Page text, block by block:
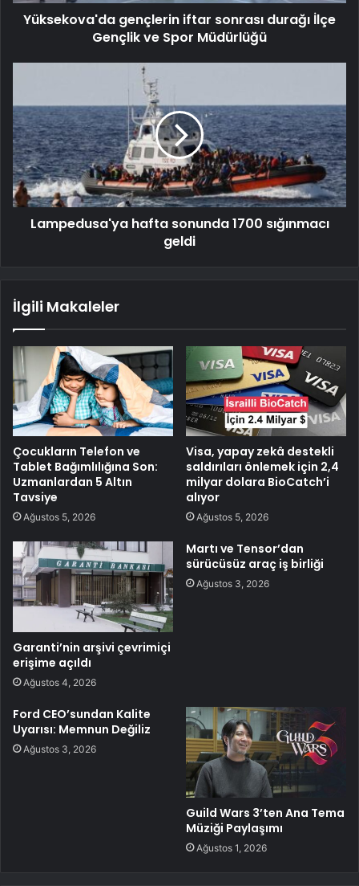
Yüksekova'da gençlerin iftar sonrası durağı İlçe
Gençlik ve Spor Müdürlüğü
Lampedusa'ya hafta sonunda 1700 sığınmacı
geldi
İlgili Makaleler
Çocukların Telefon ve
Tablet Bağımlılığına Son:
Uzmanlardan 5 Altın
Tavsiye
Ağustos 5, 2026
Visa, yapay zekâ destekli
saldırıları önlemek için 2,4
milyar dolara BioCatch’i
alıyor
Ağustos 5, 2026
Garanti’nin arşivi çevrimiçi
erişime açıldı
Ağustos 4, 2026
Martı ve Tensor’dan
sürücüsüz araç iş birliği
Ağustos 3, 2026
Ford CEO’sundan Kalite
Uyarısı: Memnun Değiliz
Ağustos 3, 2026
Guild Wars 3’ten Ana Tema
Müziği Paylaşımı
Ağustos 1, 2026